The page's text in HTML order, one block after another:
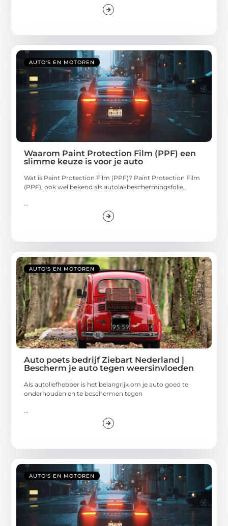
AUTO'S EN MOTOREN
Waarom Paint Protection Film (PPF) een
slimme keuze is voor je auto
Wat is Paint Protection Film (PPF)? Paint Protection Film
(PPF), ook wel bekend als autolakbeschermingsfolie,
...
AUTO'S EN MOTOREN
Auto poets bedrijf Ziebart Nederland |
Bescherm je auto tegen weersinvloeden
Als autoliefhebber is het belangrijk om je auto goed te
onderhouden en te beschermen tegen
AUTO'S EN MOTOREN